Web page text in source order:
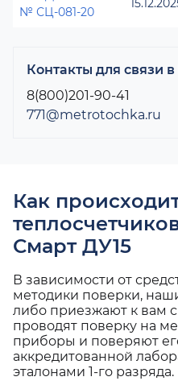
№ СЦ-081-20
Контакты для связи
8(800)201-90-41
771@metrotochka.ru
Как
Смарт ДУ15
В зависимости от
методики поверки,
либо приезжают к вам
проводят поверку на
приборы и поверяют
аккредитованной
эталонами 1-го разряда.